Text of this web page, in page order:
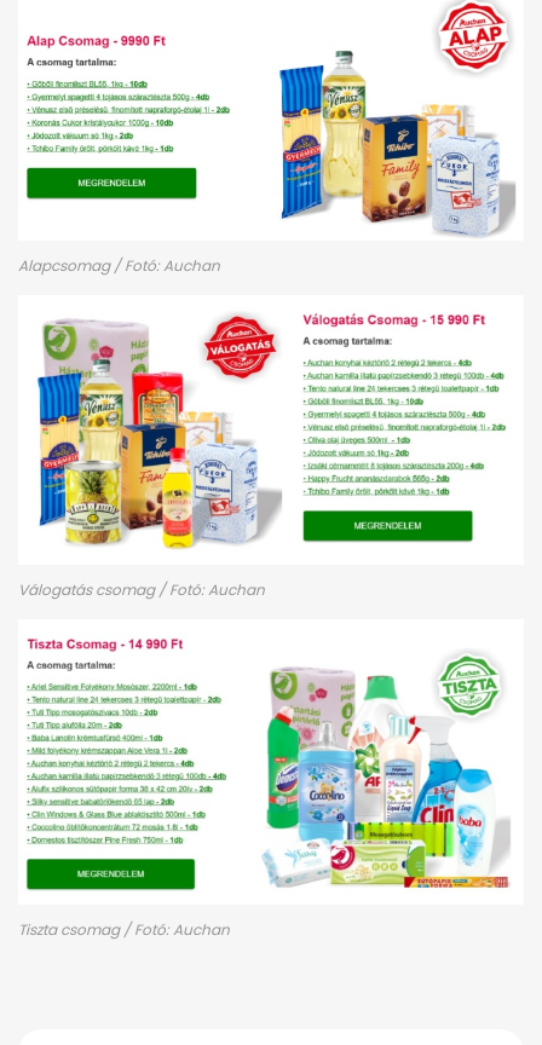
Alapcsomag / Fotó: Auchan
Válogatás csomag / Fotó: Auchan
Tiszta csomag / Fotó: Auchan